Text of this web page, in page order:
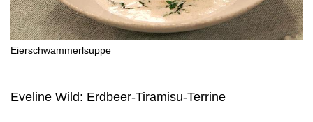
Eierschwammerlsuppe
Eveline Wild: Erdbeer-Tiramisu-Terrine